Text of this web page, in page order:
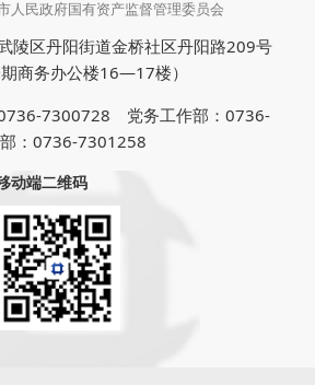
人民政府国有资产监督管理委员会
陵区丹阳街道金桥社区丹阳路209号
期商务办公楼16—17楼）
7300728 党务工作部：0736-
：0736-7301258
动端二维码